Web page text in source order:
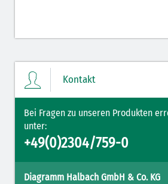
Hormone Insulin (braun-gelb)
Kontakt
Bei Fragen zu unseren Produkten
unter:
+49(0)2304/759-0
Diagramm Halbach GmbH & Co. KG